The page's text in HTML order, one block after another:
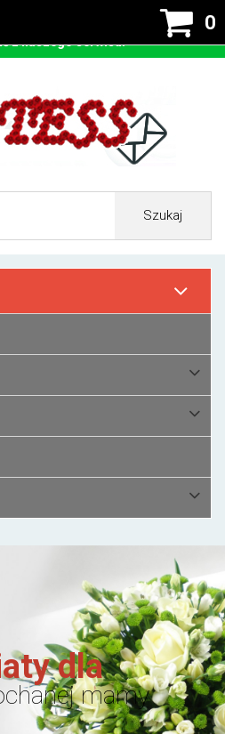
0
Szukaj
dla
mamy
- czyli tzw ciastek w celu
przyjmowanie cookies
z naszego serwisu.